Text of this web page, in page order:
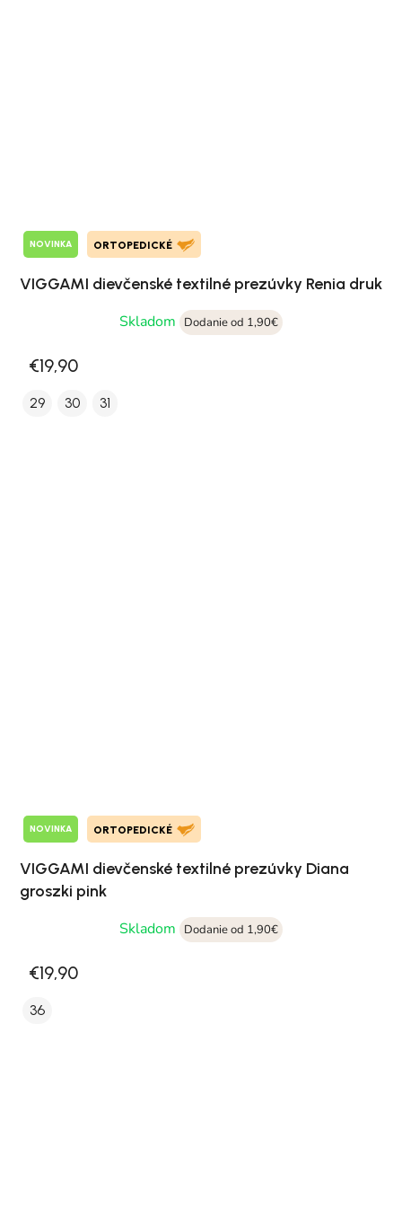
NOVINKA ORTOPEDICKÉ
VIGGAMI dievčenské textilné prezúvky Renia druk
Skladom
Dodanie od 1,90€
€19,90
29 30 31
NOVINKA ORTOPEDICKÉ
VIGGAMI dievčenské textilné prezúvky Diana
groszki pink
Skladom
Dodanie od 1,90€
€19,90
36